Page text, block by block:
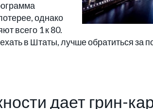
однако
всего 1 к 80.
в Штаты, лучше обратиться за
дает грин-